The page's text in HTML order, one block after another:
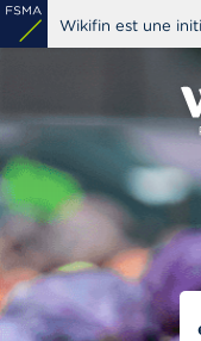
Aller
au
Wikifin est une